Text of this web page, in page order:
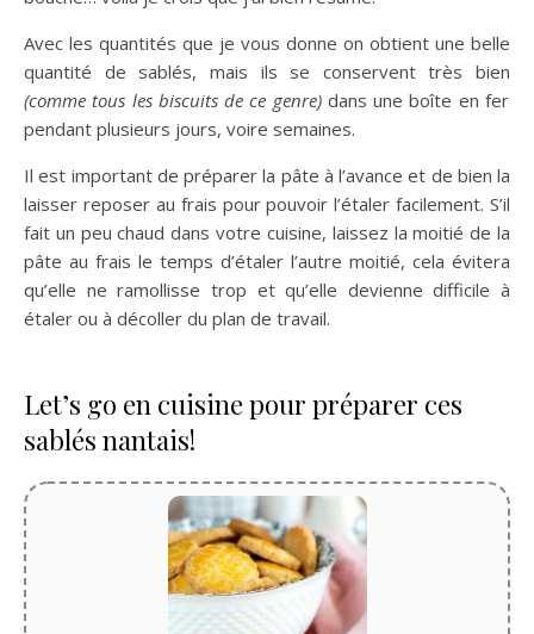
Avec les quantités que je vous donne on obtient une belle
quantité de sablés, mais ils se conservent très bien
(comme tous les biscuits de ce genre) dans une boîte en fer
pendant plusieurs jours, voire semaines.
Il est important de préparer la pâte à l’avance et de bien la
laisser reposer au frais pour pouvoir l’étaler facilement. S’il
fait un peu chaud dans votre cuisine, laissez la moitié de la
pâte au frais le temps d’étaler l’autre moitié, cela évitera
qu’elle ne ramollisse trop et qu’elle devienne difficile à
étaler ou à décoller du plan de travail.
Let’s go en cuisine pour préparer ces
sablés nantais!